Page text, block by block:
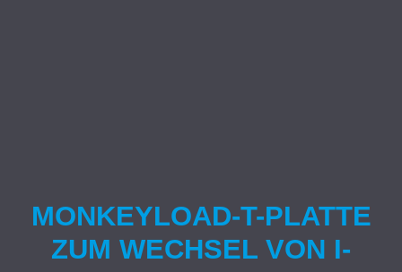
MONKEYLOAD-T-PLATTE
ZUM WECHSEL VON I-